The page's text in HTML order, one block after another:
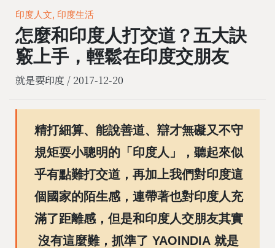
印度人文, 印度生活
怎麼和印度人打交道？五大訣
竅上手，輕鬆在印度交朋友
就是要印度 / 2017-12-20
精打細算、能說善道、辯才無礙又不守
規矩耍小聰明的「印度人」，聽起來似
乎有點難打交道，再加上我們對印度這
個國家的陌生感，連帶著也對印度人充
滿了距離感，但是和印度人交朋友其實
沒有這麼難，抓準了 YAOINDIA 就是